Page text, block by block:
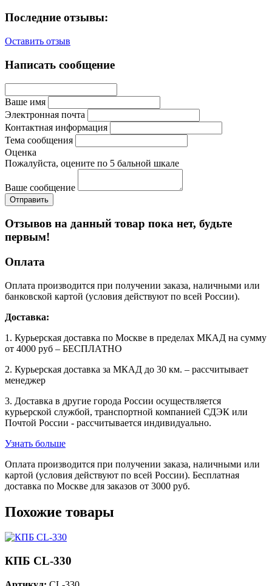
Последние отзывы:
Оставить отзыв
Написать сообщение
Ваше имя
Электронная почта
Контактная информация
Тема сообщения
Оценка
Пожалуйста, оцените по 5 бальной шкале
Ваше сообщение
Отзывов на данный товар пока нет, будьте
первым!
Оплата
Оплата производится при получении заказа, наличными или
банковской картой (условия действуют по всей России).
Доставка:
1. Курьерская доставка по Москве в пределах МКАД на сумму
от 4000 руб – БЕСПЛАТНО
2. Курьерская доставка за МКАД до 30 км. – рассчитывает
менеджер
3. Доставка в другие города России осуществляется
курьерской службой, транспортной компанией СДЭК или
Почтой России - рассчитывается индивидуально.
Узнать больше
Оплата производится при получении заказа, наличными или
картой (условия действуют по всей России). Бесплатная
доставка по Москве для заказов от 3000 руб.
Похожие товары
КПБ CL-330